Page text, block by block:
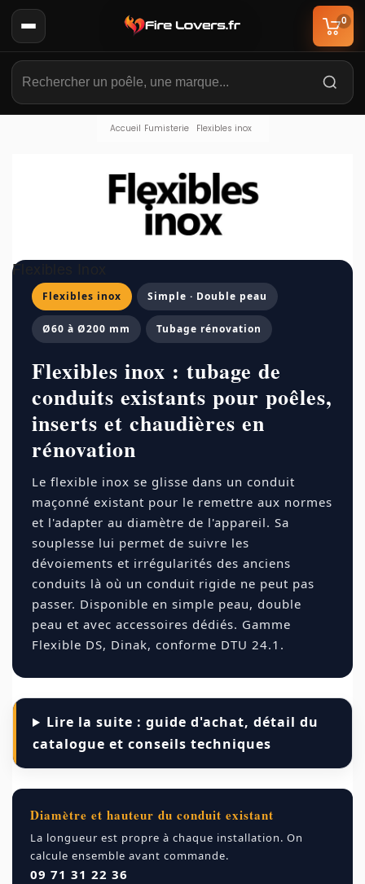
0
Accueil Fumisterie Flexibles inox
Flexibles Inox
Flexibles inox Simple · Double peau
Ø60 à Ø200 mm Tubage rénovation
Flexibles inox : tubage de
conduits existants pour poêles,
inserts et chaudières en
rénovation
Le flexible inox se glisse dans un conduit
maçonné existant pour le remettre aux normes
et l'adapter au diamètre de l'appareil. Sa
souplesse lui permet de suivre les
dévoiements et irrégularités des anciens
conduits là où un conduit rigide ne peut pas
passer. Disponible en simple peau, double
peau et avec accessoires dédiés. Gamme
Flexible DS, Dinak, conforme DTU 24.1.
Lire la suite : guide d'achat, détail du
catalogue et conseils techniques
Diamètre et hauteur du conduit existant
La longueur est propre à chaque installation. On
calcule ensemble avant commande.
09 71 31 22 36